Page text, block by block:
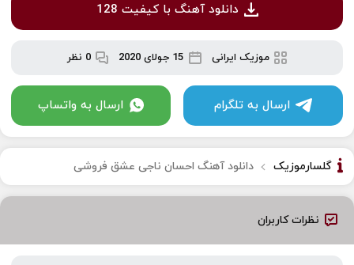
دانلود آهنگ با کیفیت 128
موزیک ایرانی 15 جولای 2020 0 نظر
ارسال به تلگرام ارسال به واتساپ
گلسارموزیک دانلود آهنگ احسان ناجی عشق فروشی
نظرات کاربران